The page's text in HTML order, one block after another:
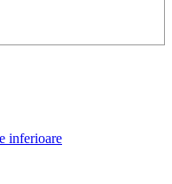
inferioare